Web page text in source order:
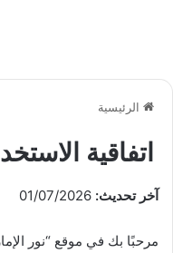
الرئيسية
اتفاقية
آخر تحديث:
مرحبًا بك في موقع “نور